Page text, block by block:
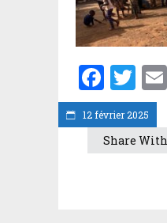
12 février 2025
Share